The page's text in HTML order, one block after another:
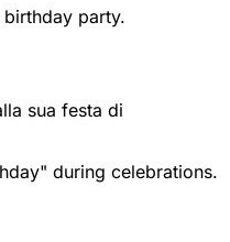
party.
sua festa di
during celebrations.